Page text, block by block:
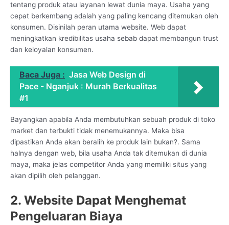
tentang produk atau layanan lewat dunia maya. Usaha yang
cepat berkembang adalah yang paling kencang ditemukan oleh
konsumen. Disinilah peran utama website. Web dapat
meningkatkan kredibilitas usaha sebab dapat membangun trust
dan keloyalan konsumen.
Baca Juga : Jasa Web Design di
Pace - Nganjuk : Murah Berkualitas
#1
Bayangkan apabila Anda membutuhkan sebuah produk di toko
market dan terbukti tidak menemukannya. Maka bisa
dipastikan Anda akan beralih ke produk lain bukan?. Sama
halnya dengan web, bila usaha Anda tak ditemukan di dunia
maya, maka jelas competitor Anda yang memiliki situs yang
akan dipilih oleh pelanggan.
2. Website Dapat Menghemat
Pengeluaran Biaya